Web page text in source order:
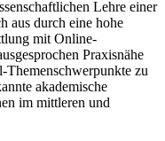
Lehre einer
aus durch eine hohe
mit Online-
Praxisnähe
zu
akademische
im mittleren und